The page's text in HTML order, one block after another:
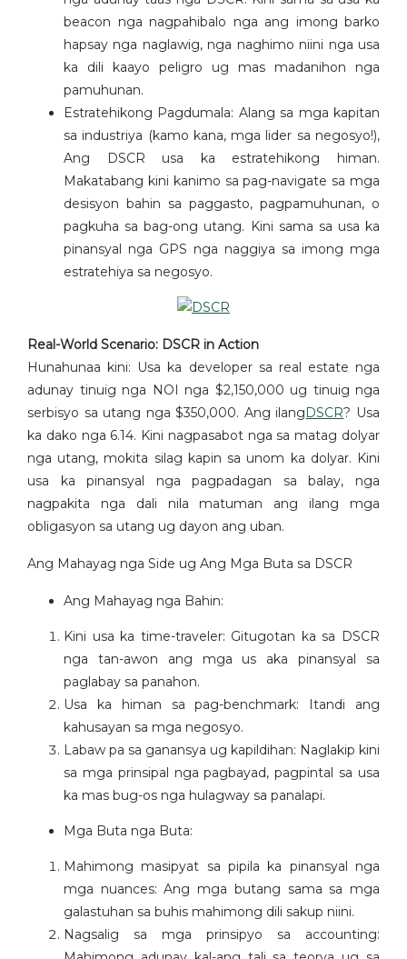
beacon nga nagpahibalo nga ang imong barko
hapsay nga naglawig, nga naghimo niini nga usa
ka dili kaayo peligro ug mas madanihon nga
pamuhunan.
Estratehikong Pagdumala: Alang sa mga kapitan
sa industriya (kamo kana, mga lider sa negosyo!),
Ang DSCR usa ka estratehikong himan.
Makatabang kini kanimo sa pag-navigate sa mga
desisyon bahin sa paggasto, pagpamuhunan, o
pagkuha sa bag-ong utang. Kini sama sa usa ka
pinansyal nga GPS nga naggiya sa imong mga
estratehiya sa negosyo.
Real-World Scenario: DSCR in Action
Hunahunaa kini: Usa ka developer sa real estate nga
adunay tinuig nga NOI nga $2,150,000 ug tinuig nga
serbisyo sa utang nga $350,000. Ang ilangDSCR? Usa
ka dako nga 6.14. Kini nagpasabot nga sa matag dolyar
nga utang, mokita silag kapin sa unom ka dolyar. Kini
usa ka pinansyal nga pagpadagan sa balay, nga
nagpakita nga dali nila matuman ang ilang mga
obligasyon sa utang ug dayon ang uban.
Ang Mahayag nga Side ug Ang Mga Buta sa DSCR
Ang Mahayag nga Bahin:
Kini usa ka time-traveler: Gitugotan ka sa DSCR
nga tan-awon ang mga us aka pinansyal sa
paglabay sa panahon.
Usa ka himan sa pag-benchmark: Itandi ang
kahusayan sa mga negosyo.
Labaw pa sa ganansya ug kapildihan: Naglakip kini
sa mga prinsipal nga pagbayad, pagpintal sa usa
ka mas bug-os nga hulagway sa panalapi.
Mga Buta nga Buta:
Mahimong masipyat sa pipila ka pinansyal nga
mga nuances: Ang mga butang sama sa mga
galastuhan sa buhis mahimong dili sakup niini.
Nagsalig sa mga prinsipyo sa accounting: